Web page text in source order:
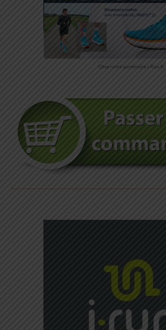
Chez notre partenaire i-Run.fr